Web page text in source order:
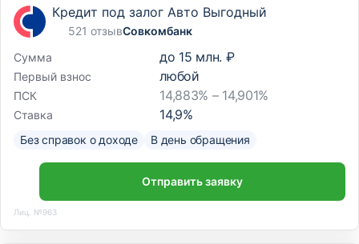
Кредит под залог Авто Выгодный
521 отзывСовкомбанк
Сумма
до 15 млн. ₽
Первый взнос любой
ПСК 14,883% – 14,901%
Ставка 14,9%
Без справок о доходе В день обращения
Отправить заявку
Лиц. №963